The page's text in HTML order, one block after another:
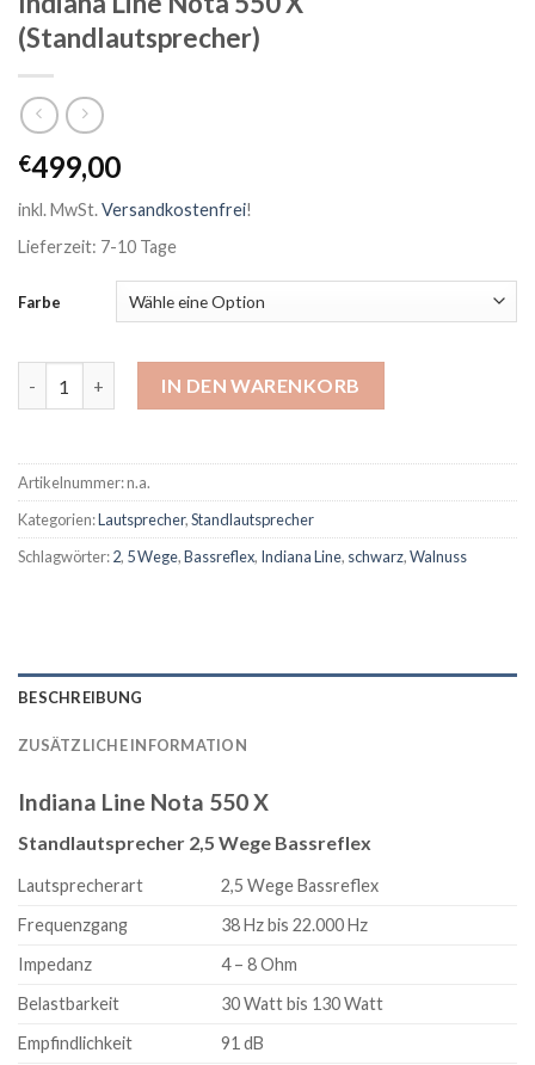
(Standlautsprecher)
€499,00
inkl. MwSt.Versandkostenfrei!
Lieferzeit: 7-10 Tage
Farbe
Indiana Line Nota 550 X (Standlautsprecher) Menge
IN DEN WARENKORB
Artikelnummer:n.a.
Kategorien:Lautsprecher,Standlautsprecher
Schlagwörter:2, 5 Wege,Bassreflex, Indiana Line, schwarz,Walnuss
BESCHREIBUNG
ZUSÄTZLICHE INFORMATION
Indiana Line Nota 550 X
Standlautsprecher 2,5 Wege Bassreflex
Lautsprecherart
2,5 Wege Bassreflex
Frequenzgang
38 Hz bis 22.000 Hz
Impedanz
4 – 8 Ohm
Belastbarkeit
30 Watt bis 130 Watt
Empfindlichkeit
91 dB